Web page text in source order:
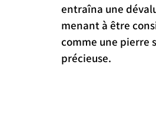
entraîna une
menant à être
comme une pierre
précieuse.